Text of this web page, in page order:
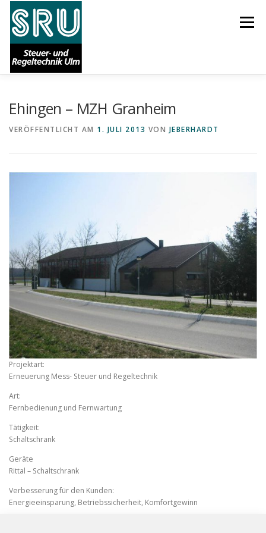
Inhalt
springen
Menü
START AKTUELLES ÜBER UNS
LEISTUNGEN REFERENZEN
IMPRESSUM
Ehingen – MZH Granheim
VERÖFFENTLICHT AM 1. JULI 2013 VON JEBERHARDT
Projektart:
Erneuerung Mess- Steuer und Regeltechnik
Art:
Fernbedienung und Fernwartung
Tätigkeit:
Schaltschrank
Geräte
Rittal – Schaltschrank
Verbesserung für den Kunden:
Energieeinsparung, Betriebssicherheit, Komfortgewinn